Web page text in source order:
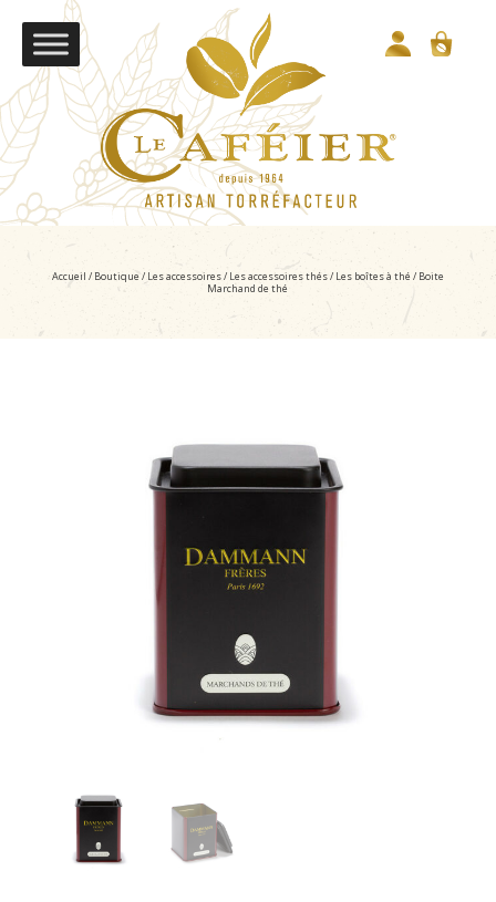
Accueil / Boutique/ Les accessoires/ Les accessoires thés/ Les boîtes à thé / Boite
Marchand de thé